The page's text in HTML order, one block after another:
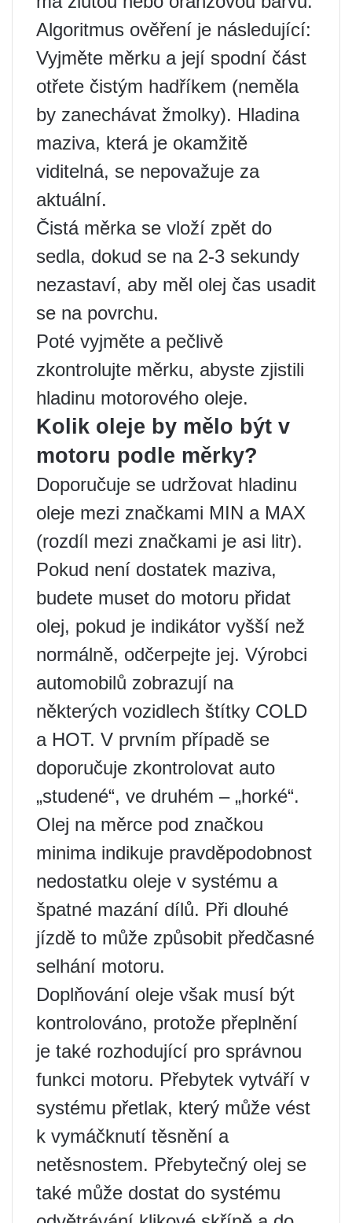
Algoritmus ověření je následující:
Vyjměte měrku a její spodní část
otřete čistým hadříkem (neměla
by zanechávat žmolky). Hladina
maziva, která je okamžitě
viditelná, se nepovažuje za
aktuální.
Čistá měrka se vloží zpět do
sedla, dokud se na 2-3 sekundy
nezastaví, aby měl olej čas usadit
se na povrchu.
Poté vyjměte a pečlivě
zkontrolujte měrku, abyste zjistili
hladinu motorového oleje.
Kolik oleje by mělo být v
motoru podle měrky?
Doporučuje se udržovat hladinu
oleje mezi značkami MIN a MAX
(rozdíl mezi značkami je asi litr).
Pokud není dostatek maziva,
budete muset do motoru přidat
olej, pokud je indikátor vyšší než
normálně, odčerpejte jej. Výrobci
automobilů zobrazují na
některých vozidlech štítky COLD
a HOT. V prvním případě se
doporučuje zkontrolovat auto
„studené“, ve druhém – „horké“.
Olej na měrce pod značkou
minima indikuje pravděpodobnost
nedostatku oleje v systému a
špatné mazání dílů. Při dlouhé
jízdě to může způsobit předčasné
selhání motoru.
Doplňování oleje však musí být
kontrolováno, protože přeplnění
je také rozhodující pro správnou
funkci motoru. Přebytek vytváří v
systému přetlak, který může vést
k vymáčknutí těsnění a
netěsnostem. Přebytečný olej se
také může dostat do systému